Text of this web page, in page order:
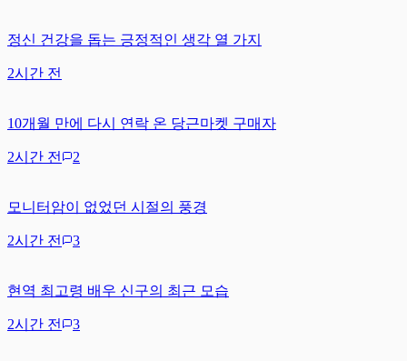
정신 건강을 돕는 긍정적인 생각 열 가지
2시간 전
10개월 만에 다시 연락 온 당근마켓 구매자
2시간 전 2
모니터암이 없었던 시절의 풍경
2시간 전 3
현역 최고령 배우 신구의 최근 모습
2시간 전 3